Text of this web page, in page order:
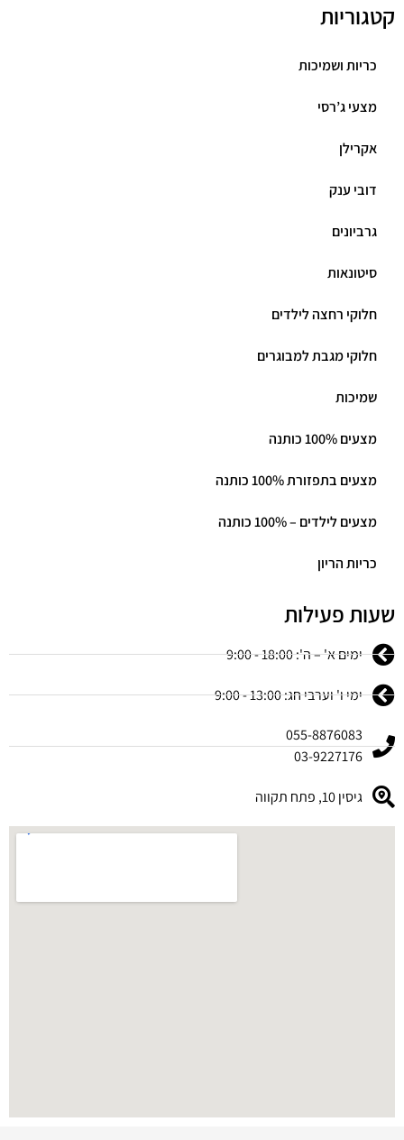
קטגוריות
כריות ושמיכות
מצעי ג’רסי
אקרילן
דובי ענק
גרביונים
סיטונאות
חלוקי רחצה לילדים
חלוקי מגבת למבוגרים
שמיכות
מצעים 100% כותנה
מצעים בתפזורת 100% כותנה
מצעים לילדים – 100% כותנה
כריות הריון
שעות פעילות
ימים א' – ה': 18:00 - 9:00
ימי ו' וערבי חג: 13:00 - 9:00
055-8876083
03-9227176
גיסין 10, פתח תקווה